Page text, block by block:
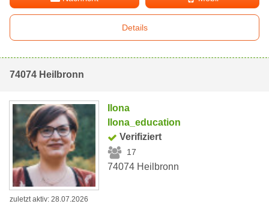
Details
74074 Heilbronn
Ilona
Ilona_education
Verifiziert
17
74074 Heilbronn
zuletzt aktiv: 28.07.2026